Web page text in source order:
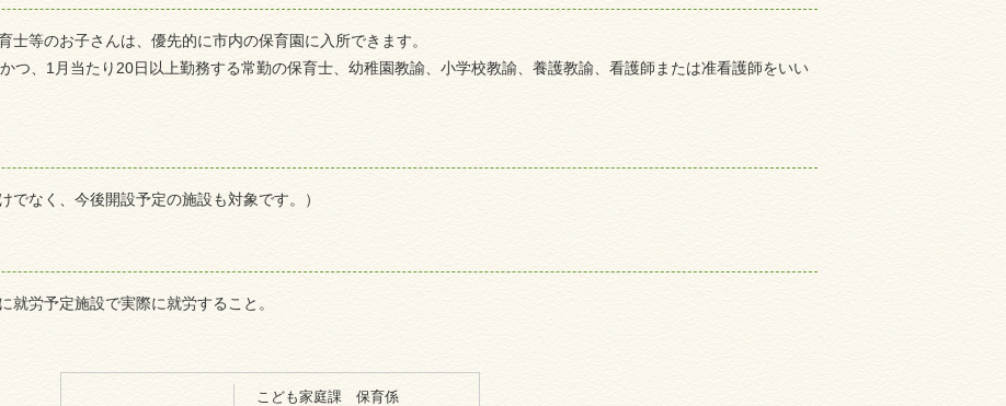
等のお子さんは、優先的に市内の保育園に入所できます。
つ、1月当たり20日以上勤務する常勤の保育士、幼稚園教諭、小学校教諭、養護教諭、看護師または准看護師をいい
なく、今後開設予定の施設も対象です。）
労予定施設で実際に就労すること。
こども家庭課 保育係